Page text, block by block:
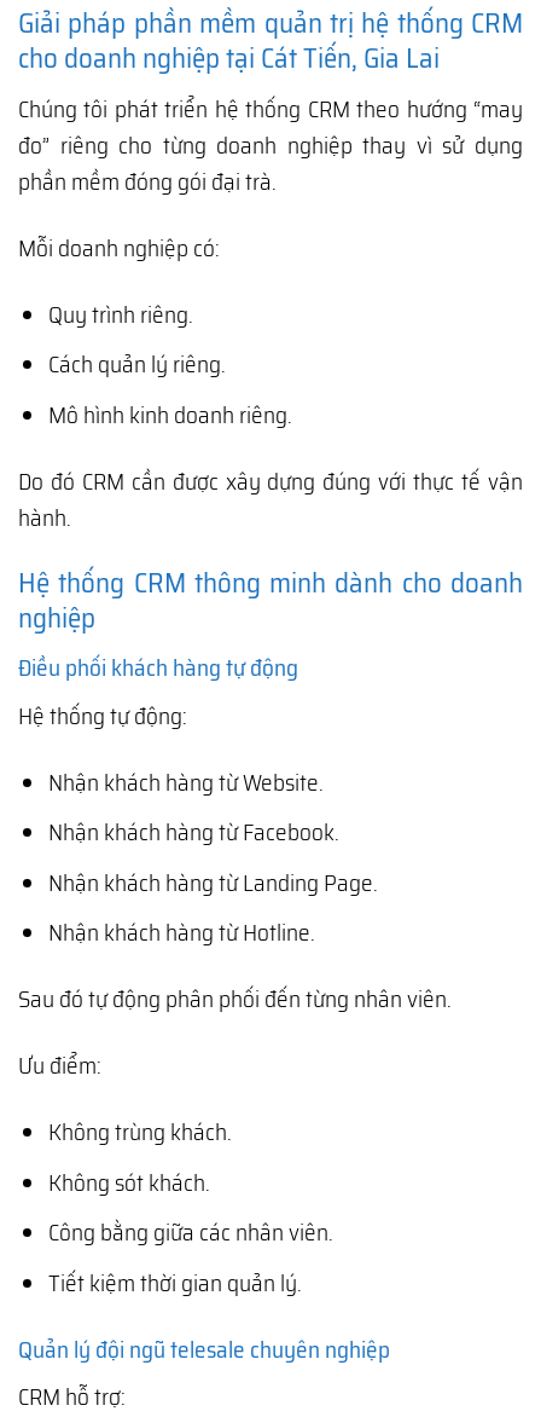
Giải pháp phần mềm quản trị hệ thống CRM
cho doanh nghiệp tại Cát Tiến, Gia Lai
Chúng tôi phát triển hệ thống CRM theo hướng “may
đo” riêng cho từng doanh nghiệp thay vì sử dụng
phần mềm đóng gói đại trà.
Mỗi doanh nghiệp có:
Quy trình riêng.
Cách quản lý riêng.
Mô hình kinh doanh riêng.
Do đó CRM cần được xây dựng đúng với thực tế vận
hành.
Hệ thống CRM thông minh dành cho doanh
nghiệp
Điều phối khách hàng tự động
Hệ thống tự động:
Nhận khách hàng từ Website.
Nhận khách hàng từ Facebook.
Nhận khách hàng từ Landing Page.
Nhận khách hàng từ Hotline.
Sau đó tự động phân phối đến từng nhân viên.
Ưu điểm:
Không trùng khách.
Không sót khách.
Công bằng giữa các nhân viên.
Tiết kiệm thời gian quản lý.
Quản lý đội ngũ telesale chuyên nghiệp
CRM hỗ trợ: